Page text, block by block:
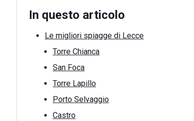
In questo articolo
Le migliori spiagge di Lecce
Torre Chianca
San Foca
Torre Lapillo
Porto Selvaggio
Castro